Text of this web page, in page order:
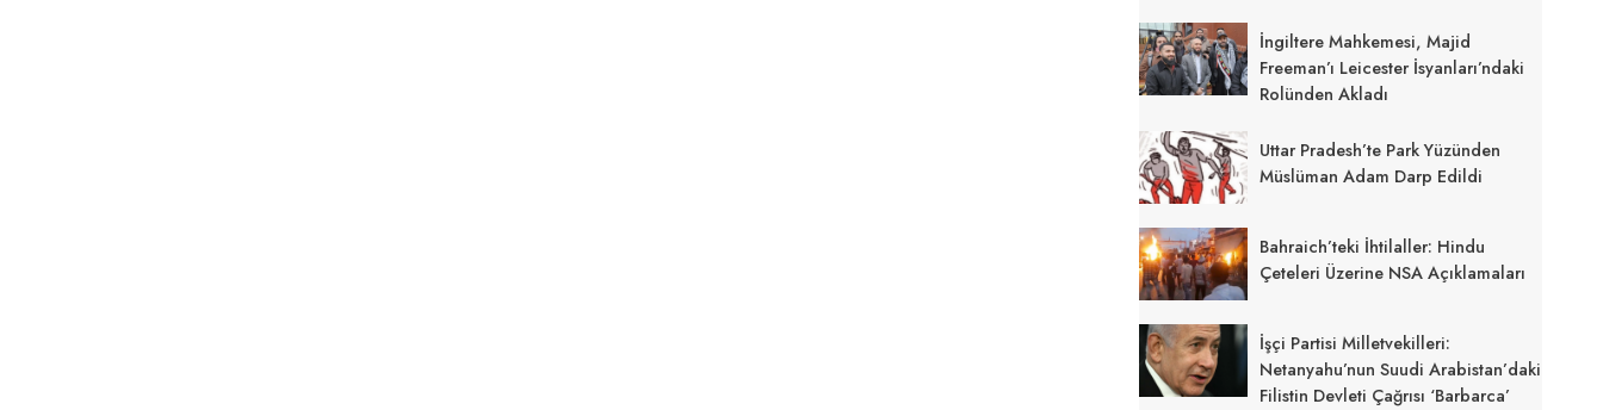
İngiltere Mahkemesi, Majid
Freeman’ı Leicester İsyanları’ndaki
Rolünden Akladı
Uttar Pradesh’te Park Yüzünden
Müslüman Adam Darp Edildi
Bahraich’teki İhtilaller: Hindu
Çeteleri Üzerine NSA Açıklamaları
İşçi Partisi Milletvekilleri:
Netanyahu’nun Suudi Arabistan’daki
Filistin Devleti Çağrısı ‘Barbarca’